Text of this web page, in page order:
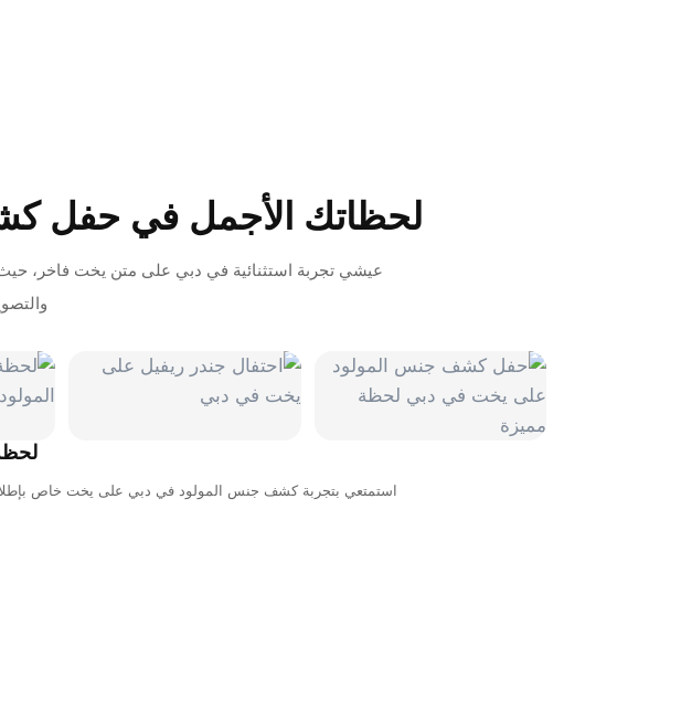
لحظاتك الأجمل في حفل
عيشي تجربة استثنائية في دبي على متن يخت فاخر، حيث
استمتعي بتجربة كشف جنس المولود في دبي على يخت خاص